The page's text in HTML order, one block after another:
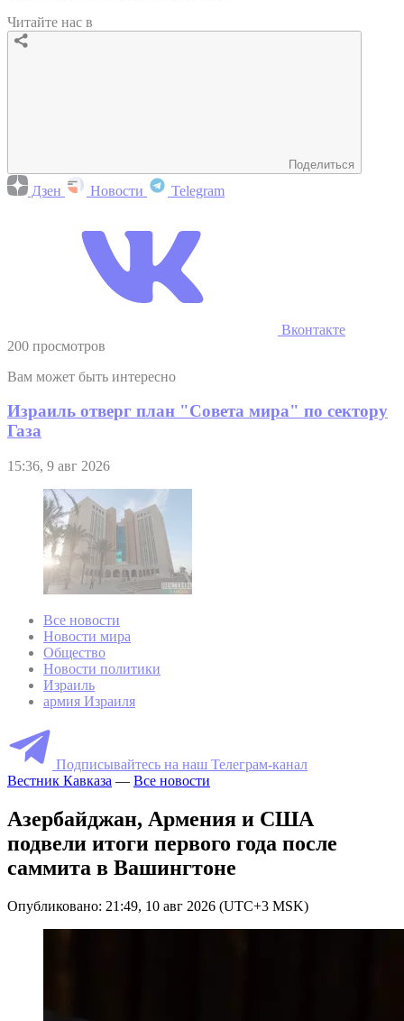
Читайте нас в
Поделиться
Дзен Новости Telegram
Вконтакте
200 просмотров
Вам может быть интересно
Израиль отверг план "Совета мира" по сектору
Газа
15:36, 9 авг 2026
Все новости
Новости мира
Общество
Новости политики
Израиль
армия Израиля
Подписывайтесь на наш Телеграм-канал
Вестник Кавказа — Все новости
Азербайджан, Армения и США
подвели итоги первого года после
саммита в Вашингтоне
Опубликовано: 21:49, 10 авг 2026 (UTC+3 MSK)